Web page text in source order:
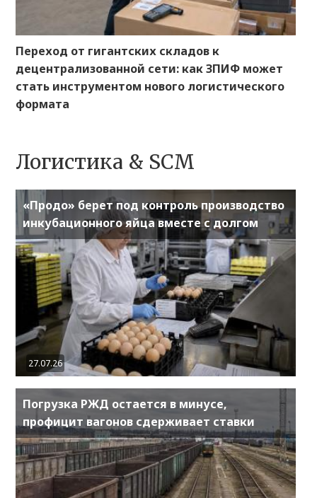
Переход от гигантских складов к
децентрализованной сети: как ЗПИФ может
стать инструментом нового логистического
формата
Логистика & SCM
«Продо» берет под контроль производство
инкубационного яйца вместе с долгом
27.07.26
Погрузка РЖД остается в минусе,
профицит вагонов сдерживает ставки